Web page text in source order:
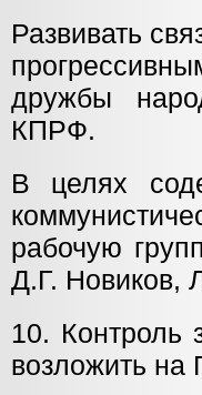
Развивать
дружбы
КПРФ.
В целях
рабочую
Д.Г. Новиков,
10. Контроль
возложить